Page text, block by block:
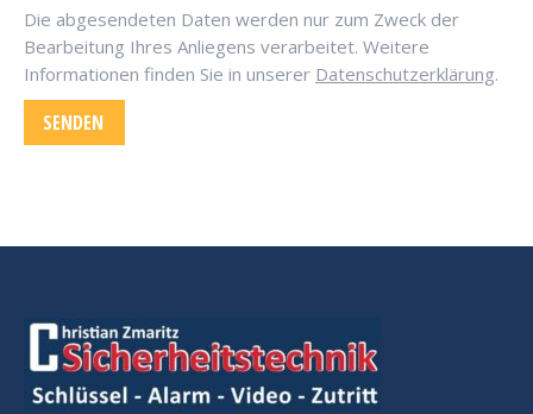
leave
this
field
empty.
Die abgesendeten Daten werden nur zum Zweck der
Bearbeitung Ihres Anliegens verarbeitet. Weitere
Informationen finden Sie in unserer Datenschutzerklärung.